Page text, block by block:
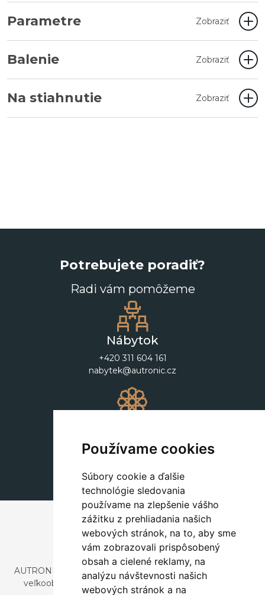
Používame cookies
Súbory cookie a ďalšie
technológie sledovania
používame na zlepšenie vášho
zážitku z prehliadania našich
webových stránok, na to, aby sme
vám zobrazovali prispôsobený
obsah a cielené reklamy, na
analýzu návštevnosti našich
webových stránok a na
Parametre Zobraziť
Balenie Zobraziť
Na stiahnutie Zobraziť
Potrebujete poradiť?
Radi vám pomôžeme
Nábytok
+420 311 604 161
nabytek@autronic.cz
+420 311 604 182
dekorace@autronic.cz
AUTRONIC, s.r.o. je spoločnosť zaoberajúca sa dovozom a
veľkoobchodným predajom dizajnového aj štýlového